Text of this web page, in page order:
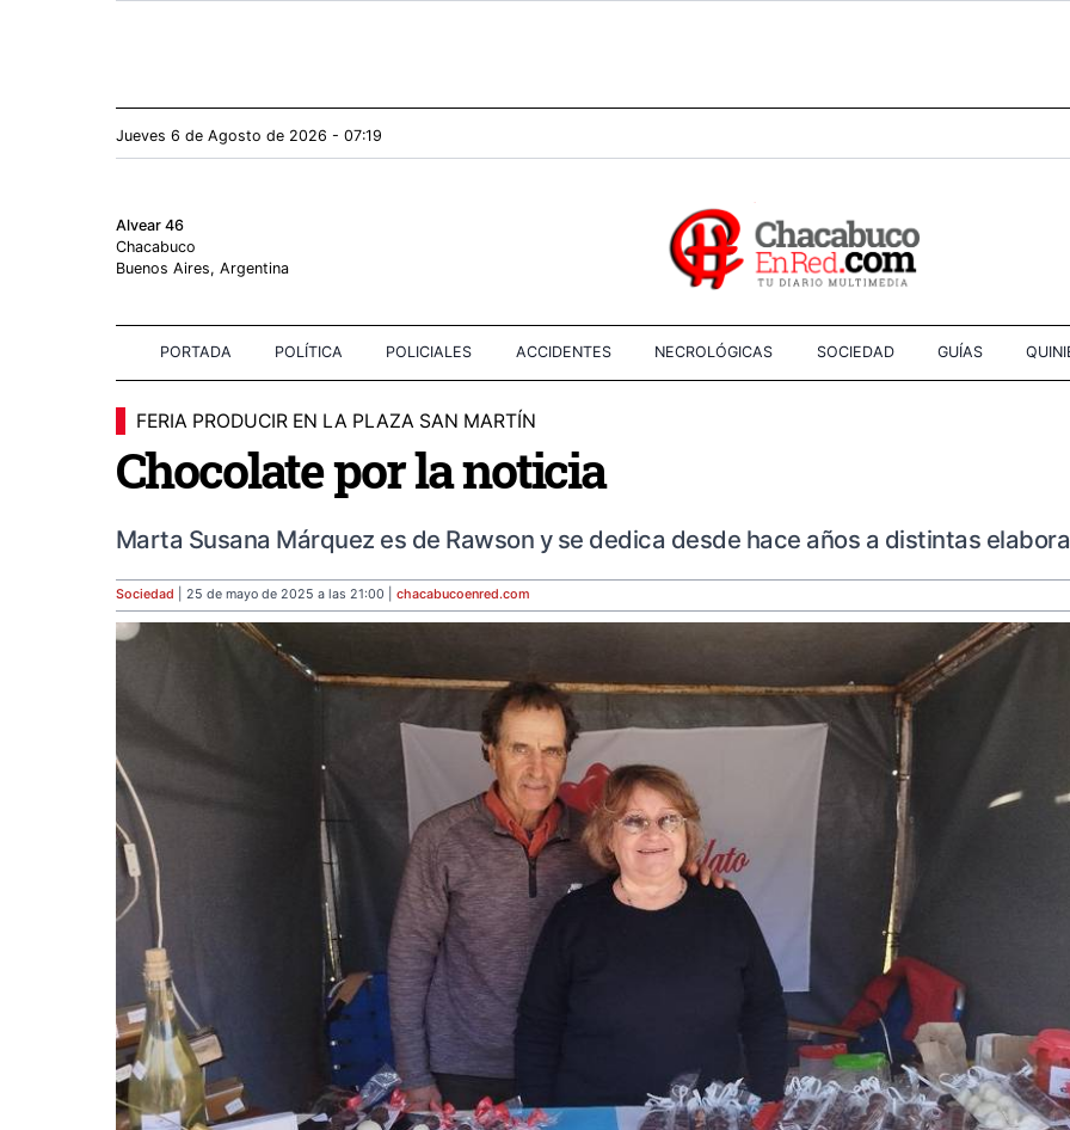
Jueves 6 de Agosto de 2026 - 07:19
Alvear 46
Chacabuco
Buenos Aires, Argentina
PORTADA POLÍTICA POLICIALES ACCIDENTES NECROLÓGICAS SOCIEDAD GUÍAS
FERIA PRODUCIR EN LA PLAZA SAN MARTÍN
Chocolate por la noticia
Marta Susana Márquez es de Rawson y se dedica desde hace años a distintas
Sociedad | 25 de mayo de 2025 a las 21:00 | chacabucoenred.com